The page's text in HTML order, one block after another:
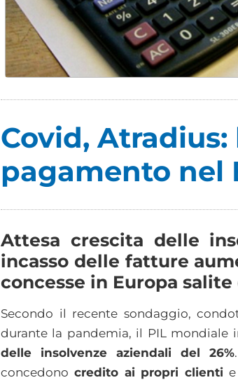
Covid,
pagamento nel
Attesa crescita delle
incasso delle fatture
concesse in Europa
Secondo il recente sondaggio,
durante la pandemia, il PIL mondiale
delle insolvenze aziendali del 26%
concedono credito ai propri clienti